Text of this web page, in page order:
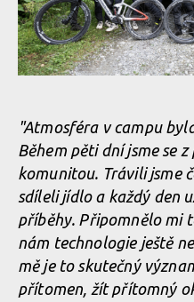
Legends of Gugu - Heli-eBike
zážitek
Legends of Gugu - Heli-eBike
zážitek
Legends of Gugu - Heli-eBike
zážitek
Legends of Gugu - Heli-eBike
zážitek
Legends of Gugu - Heli-eBike
zážitek
Legends of Gugu - Heli-eBike
zážitek
Legends of Gugu - Heli-eBike
zážitek
Legends of Gugu - Heli-eBike
zážitek
"Atmosféra v campu
Během pěti dní jsme se
komunitou. Trávili jsme
sdíleli jídlo a každý den
příběhy. Připomnělo mi
nám technologie ještě
mě je to skutečný
přítomen, žít přítomný